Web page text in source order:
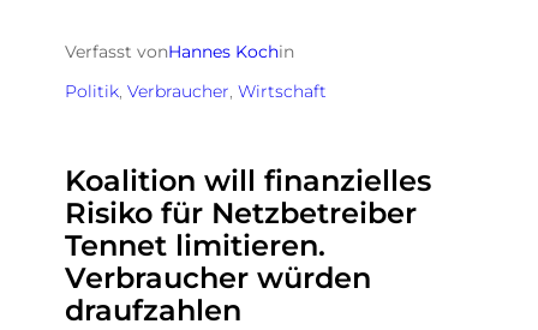
Verfasst vonHannes Kochin
Politik, Verbraucher, Wirtschaft
Koalition will finanzielles
Risiko für Netzbetreiber
Tennet limitieren.
Verbraucher würden
draufzahlen